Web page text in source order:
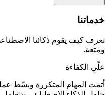
خدماتنا
تعرف كيف يقوم ذكائنا
ومتعة.
علّي الكفاءة
أتمت المهام المتكررة وبسّط